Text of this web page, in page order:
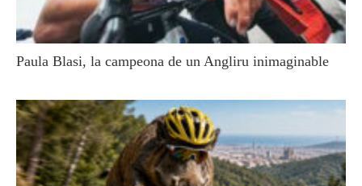
Paula Blasi, la campeona de un Angliru inimaginable